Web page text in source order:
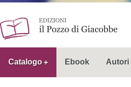
Catalogo Ebook Autori